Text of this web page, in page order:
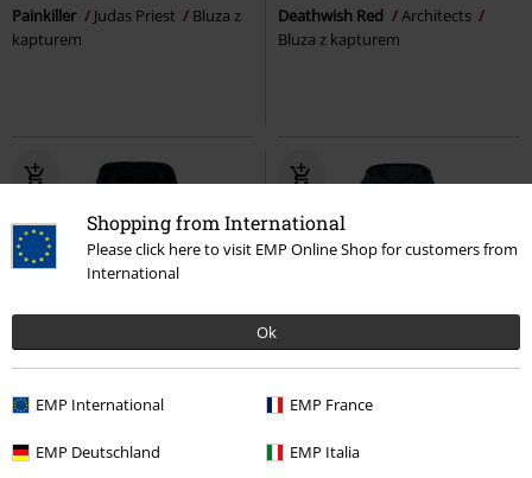
Shopping from International
Please click here to visit EMP Online Shop for customers from
International
Ok
EMP International EMP France
EMP Deutschland EMP Italia
Painkiller Judas Priest
Bluza z
kapturem
Deathwish Red
Architects
Bluza z kapturem
Eternal Allure Elevator Operator Globe